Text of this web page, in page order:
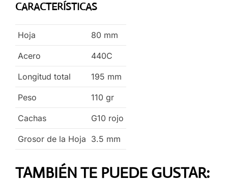
CARACTERÍSTICAS
Hoja 80 mm
Acero 440C
Longitud total 195 mm
Peso 110 gr
Cachas G10 rojo
Grosor de la Hoja 3.5 mm
TAMBIÉN TE PUEDE GUSTAR: